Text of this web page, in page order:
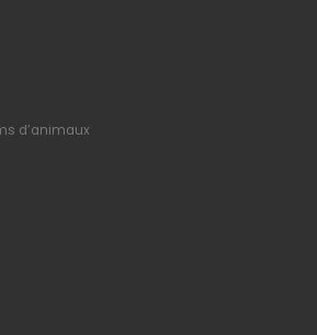
d’animaux